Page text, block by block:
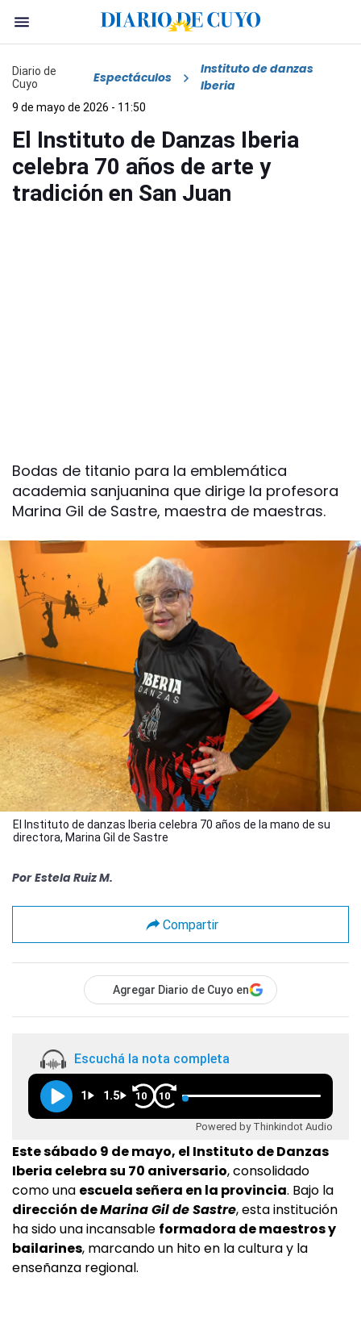
Diario de
Cuyo
Espectáculos
Instituto de danzas
Iberia
9 de mayo de 2026 - 11:50
El Instituto de Danzas Iberia
celebra 70 años de arte y
tradición en San Juan
Bodas de titanio para la emblemática
academia sanjuanina que dirige la profesora
Marina Gil de Sastre, maestra de maestras.
El Instituto de danzas Iberia celebra 70 años de la mano de su
directora, Marina Gil de Sastre
Por Estela Ruiz M.
Compartir
Agregar Diario de Cuyo en
Escuchá la nota completa
1 1.5 10 10
Powered by Thinkindot Audio
Este sábado 9 de mayo, el Instituto de Danzas
Iberia celebra su 70 aniversario, consolidado
como una escuela señera en la provincia. Bajo la
dirección deMarina Gil de Sastre, esta institución
ha sido una incansable formadora de maestros y
bailarines, marcando un hito en la cultura y la
enseñanza regional.